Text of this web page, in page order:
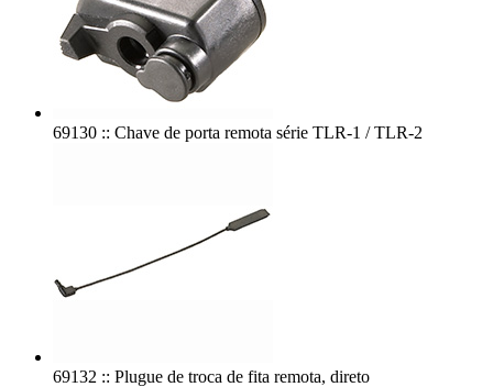
69130 :: Chave de porta remota série TLR-1 / TLR-2
69132 :: Plugue de troca de fita remota, direto